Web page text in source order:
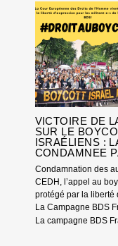
E-
S
BDS
E-
S
PAR
LE
!
VICTOIRE DE
SUR LE
ISRAÉLIENS :
CONDAMNEE
Condamnation des
CEDH, l’appel au
protégé par la liberté
La Campagne BDS
La campagne BDS